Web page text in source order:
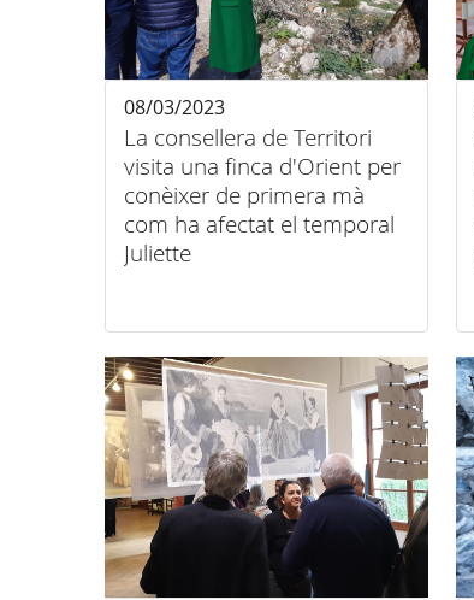
La consellera de Territori
visita una finca d'Orient per
conèixer de primera mà
com ha afectat el temporal
Juliette
08/03/2023